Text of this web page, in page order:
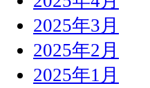
2025年3月
2025年2月
2025年1月